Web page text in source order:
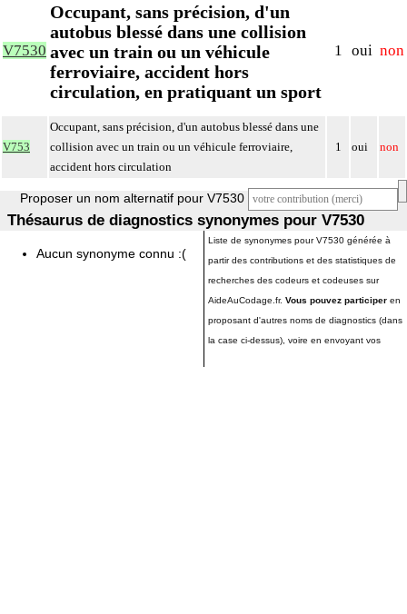
V7530
Occupant, sans précision, d'un
autobus blessé dans une collision
avec un train ou un véhicule
ferroviaire, accident hors
circulation, en pratiquant un sport
1 oui non
V753
Occupant, sans précision, d'un autobus blessé dans une
collision avec un train ou un véhicule ferroviaire,
accident hors circulation
1 oui non
Proposer un nom alternatif pour V7530
Thésaurus de diagnostics synonymes pour V7530
Aucun synonyme connu :(
Liste de synonymes pour V7530 générée à
partir des contributions et des statistiques de
recherches des codeurs et codeuses sur
AideAuCodage.fr. Vous pouvez participer en
proposant d'autres noms de diagnostics (dans
la case ci-dessus), voire en envoyant vos